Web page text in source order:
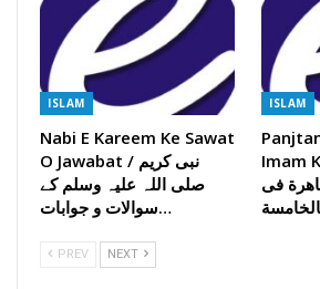
ISLAM
Nabi E Kareem Ke Sawat
O Jawabat / نبی کریم
صلی اللہ علیہ وسلم کے
سوالات و جوابات…
ISLAM
Imam
فی
PREV NEXT